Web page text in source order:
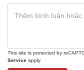
This site is protected by
Service apply.